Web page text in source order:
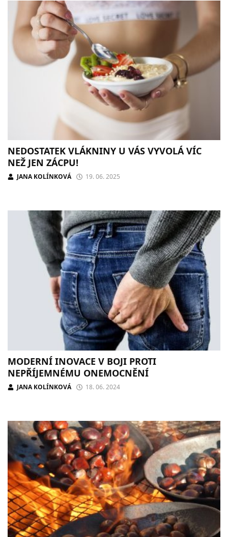
NEDOSTATEK VLÁKNINY U VÁS VYVOLÁ VÍC
NEŽ JEN ZÁCPU!
JANA KOLÍNKOVÁ 19. 06. 2025
MODERNÍ INOVACE V BOJI PROTI
NEPŘÍJEMNÉMU ONEMOCNĚNÍ
JANA KOLÍNKOVÁ 18. 06. 2024